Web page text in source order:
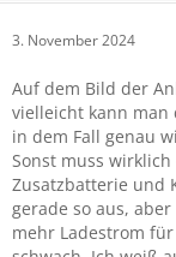
3. November 2024
Auf dem Bild der
vielleicht kann man
in dem Fall genau
Sonst muss
Zusatzbatterie und
gerade so aus,
mehr Ladestrom